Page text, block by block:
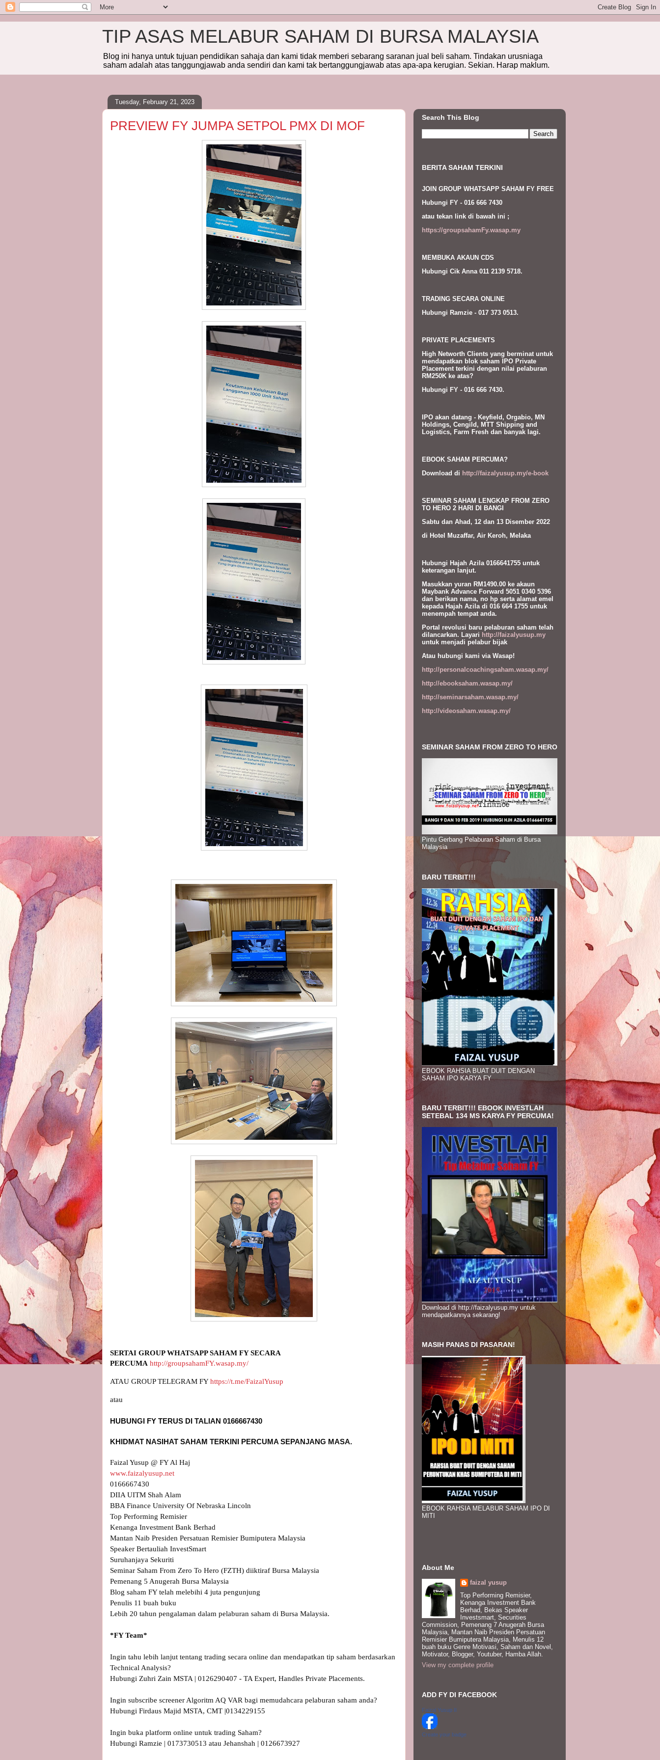
TIP ASAS MELABUR SAHAM DI BURSA MALAYSIA
Blog ini hanya untuk tujuan pendidikan sahaja dan kami tidak memberi sebarang saranan jual beli saham. Tindakan urusniaga
saham adalah atas tanggungjawab anda sendiri dan kami tak bertanggungjawab atas apa-apa kerugian. Sekian. Harap maklum.
Tuesday, February 21, 2023
PREVIEW FY JUMPA SETPOL PMX DI MOF
SERTAI GROUP WHATSAPP SAHAM FY SECARA
PERCUMA http://groupsahamFY.wasap.my/
ATAU GROUP TELEGRAM FY https://t.me/FaizalYusup
www.faizalyusup.net
0166667430
DIIA UITM Shah Alam
BBA Finance University Of Nebraska Lincoln
Top Performing Remisier
Kenanga Investment Bank Berhad
Mantan Naib Presiden Persatuan Remisier Bumiputera Malaysia
Speaker Bertauliah InvestSmart
Suruhanjaya Sekuriti
Seminar Saham From Zero To Hero (FZTH) diiktiraf Bursa Malaysia
Pemenang 5 Anugerah Bursa Malaysia
Blog saham FY telah melebihi 4 juta pengunjung
Penulis 11 buah buku
Lebih 20 tahun pengalaman dalam pelaburan saham di Bursa Malaysia.
Ingin tahu lebih lanjut tentang trading secara online dan mendapatkan tip saham berdasarkan
Technical Analysis?
Hubungi Zuhri Zain MSTA | 0126290407 - TA Expert, Handles Private Placements.
Ingin subscribe screener Algoritm AQ VAR bagi memudahcara pelaburan saham anda?
Hubungi Firdaus Majid MSTA, CMT |0134229155
Ingin buka platform online untuk trading Saham?
Hubungi Ramzie | 0173730513 atau Jehanshah | 0126673927
Search This Blog
BERITA SAHAM TERKINI
JOIN GROUP WHATSAPP SAHAM FY FREE
Hubungi FY - 016 666 7430
atau tekan link di bawah ini ;
https://groupsahamFy.wasap.my
MEMBUKA AKAUN CDS
Hubungi Cik Anna 011 2139 5718.
TRADING SECARA ONLINE
Hubungi Ramzie - 017 373 0513.
PRIVATE PLACEMENTS
High Networth Clients yang berminat untuk
mendapatkan blok saham IPO Private
Placement terkini dengan nilai pelaburan
RM250K ke atas?
Hubungi FY - 016 666 7430.
IPO akan datang - Keyfield, Orgabio, MN
Holdings, Cengild, MTT Shipping and
Logistics, Farm Fresh dan banyak lagi.
EBOOK SAHAM PERCUMA?
Download di http://faizalyusup.my/e-book
SEMINAR SAHAM LENGKAP FROM ZERO
TO HERO 2 HARI DI BANGI
Sabtu dan Ahad, 12 dan 13 Disember 2022
di Hotel Muzaffar, Air Keroh, Melaka
Hubungi Hajah Azila 0166641755 untuk
keterangan lanjut.
Masukkan yuran RM1490.00 ke akaun
Maybank Advance Forward 5051 0340 5396
dan berikan nama, no hp serta alamat emel
kepada Hajah Azila di 016 664 1755 untuk
menempah tempat anda.
Portal revolusi baru pelaburan saham telah
dilancarkan. Layari http://faizalyusup.my
untuk menjadi pelabur bijak
Atau hubungi kami via Wasap!
http://personalcoachingsaham.wasap.my/
http://ebooksaham.wasap.my/
http://seminarsaham.wasap.my/
http://videosaham.wasap.my/
SEMINAR SAHAM FROM ZERO TO HERO
Pintu Gerbang Pelaburan Saham di Bursa
Malaysia
BARU TERBIT!!!
EBOOK RAHSIA BUAT DUIT DENGAN
SAHAM IPO KARYA FY
BARU TERBIT!!! EBOOK INVESTLAH
SETEBAL 134 MS KARYA FY PERCUMA!
Download di http://faizalyusup.my untuk
mendapatkannya sekarang!
MASIH PANAS DI PASARAN!
EBOOK RAHSIA MELABUR SAHAM IPO DI
MITI
About Me
faizal yusup
Top Performing Remisier,
Kenanga Investment Bank
Berhad, Bekas Speaker
Investsmart, Securities
Commission, Pemenang 7 Anugerah Bursa
Malaysia, Mantan Naib Presiden Persatuan
Remisier Bumiputera Malaysia, Menulis 12
buah buku Genre Motivasi, Saham dan Novel,
Motivator, Blogger, Youtuber, Hamba Allah.
View my complete profile
ADD FY DI FACEBOOK
Faizal Yusup II
Create your badge